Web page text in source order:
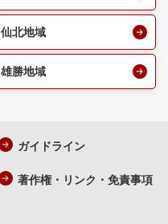
仙北地域
雄勝地域
ガイドライン
著作権・リンク・免責事項